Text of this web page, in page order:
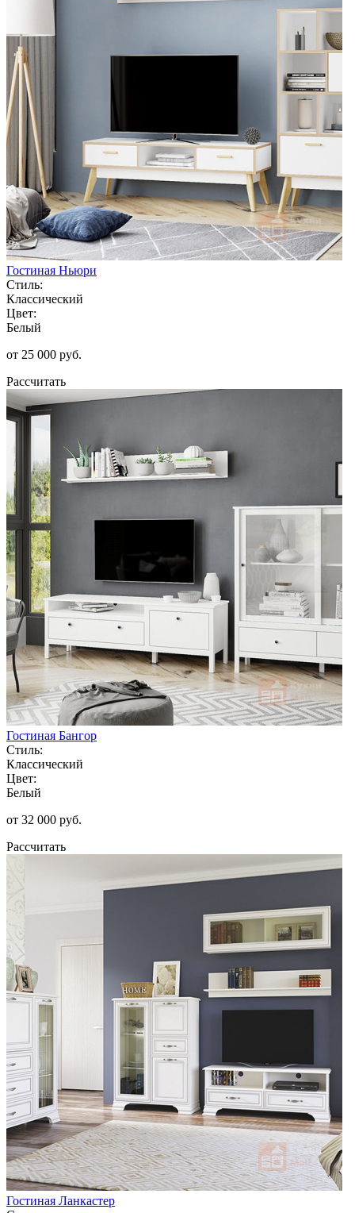
Гостиная Ньюри
Стиль:
Классический
Цвет:
Белый
от 25 000 руб.
Рассчитать
Гостиная Бангор
Стиль:
Классический
Цвет:
Белый
от 32 000 руб.
Рассчитать
Гостиная Ланкастер